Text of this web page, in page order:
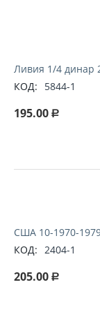
Ливия 1/4 динар
КОД:
5844-1
195.00 Р
США 10-1970-
КОД: 2404-1
205.00 Р